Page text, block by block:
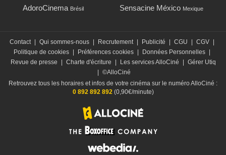
AdoroCinema Brésil Sensacine México Mexique
Contact Qui sommes-nous Recrutement Publicité CGU CGV
Politique de cookies
Préférences cookies Données Personnelles
Revue de presse
Charte d'écriture Les services AlloCiné
Gérer Utiq
©AlloCiné
Retrouvez tous les horaires et infos de votre cinéma sur le numéro AlloCiné :
0 892 892 892(0,90€/minute)